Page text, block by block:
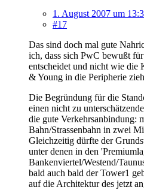
1. August 2007 um
#17
Das sind doch mal gute
ich, dass sich PwC bewußt
entscheidet und nicht wie
& Young in die Peripherie
Die Begründung für die
einen nicht zu
die gute Verkehrsanbindung:
Bahn/Strassenbahn in zwei
Gleichzeitig dürfte der
unter denen in den
Bankenviertel/Westend/
bald auch bald der Tower1
auf die Architektur des jetzt